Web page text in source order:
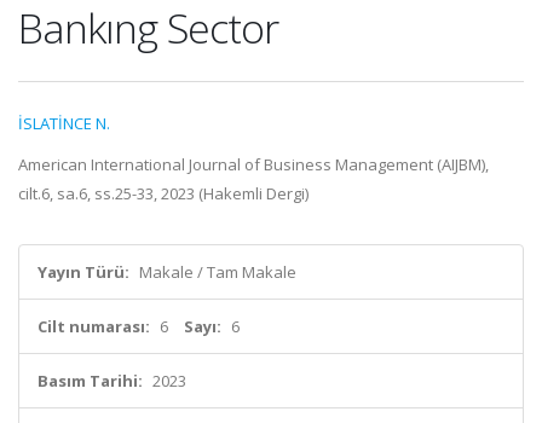
Bankıng Sector
İSLATİNCE N.
American International Journal of Business Management (AIJBM),
cilt.6, sa.6, ss.25-33, 2023 (Hakemli Dergi)
Yayın Türü: Makale / Tam Makale
Cilt numarası: 6 Sayı: 6
Basım Tarihi: 2023